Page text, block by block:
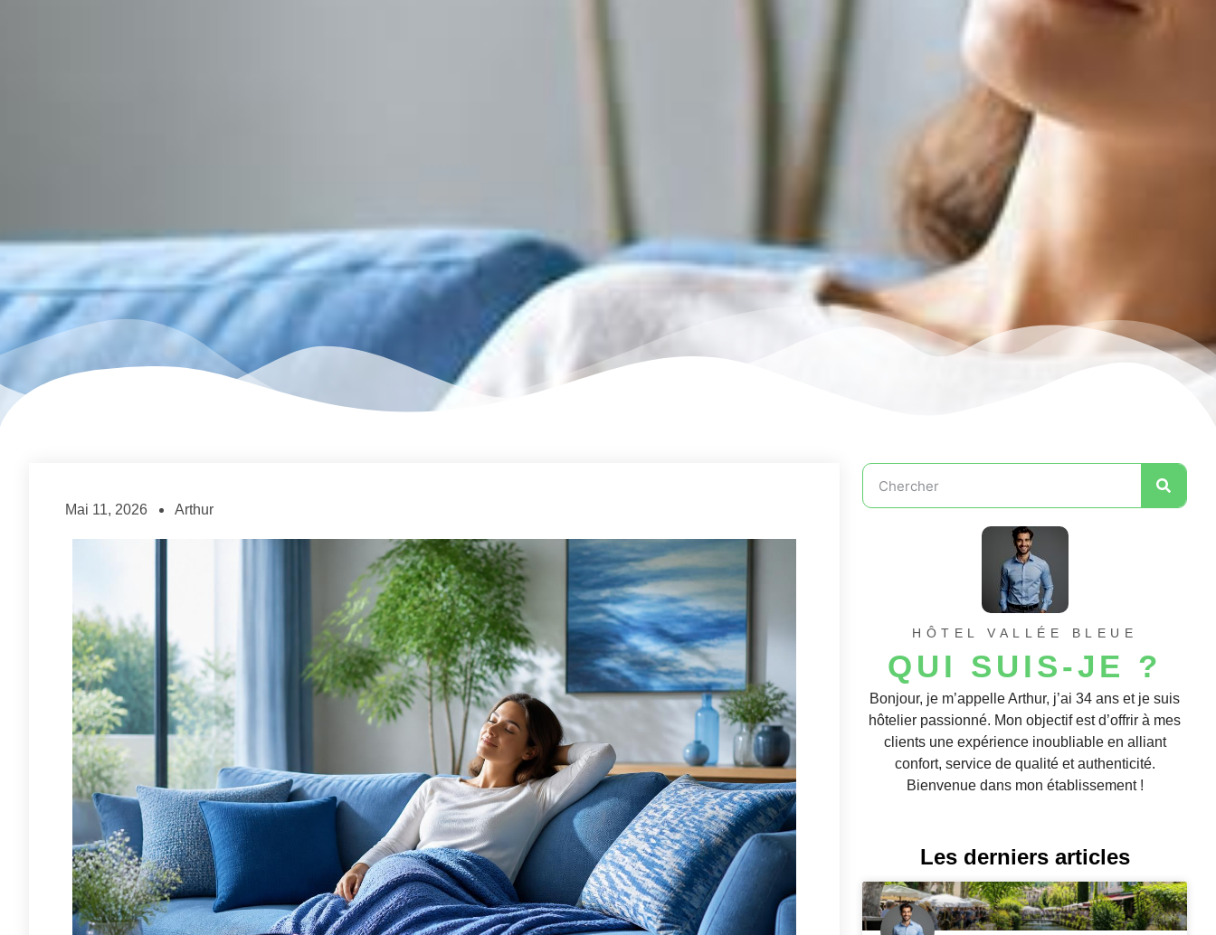
Mai 11, 2026 Arthur
HÔTEL VALLÉE BLEUE
QUI SUIS-JE ?
Bonjour, je m’appelle Arthur, j’ai 34 ans et je suis
hôtelier passionné. Mon objectif est d’offrir à mes
clients une expérience inoubliable en alliant
confort, service de qualité et authenticité.
Bienvenue dans mon établissement !
Les derniers articles